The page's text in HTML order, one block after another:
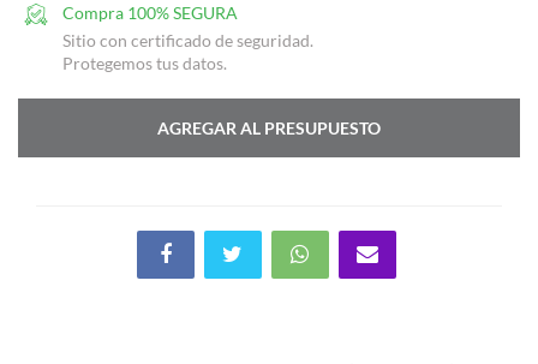
Compra 100% SEGURA
Sitio con certificado de seguridad.
Protegemos tus datos.
AGREGAR AL PRESUPUESTO